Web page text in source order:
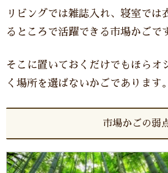
リビングでは雑誌入れ、寝室では
るところで活躍できる市場かごで
そこに置いておくだけでもほらオ
く場所を選ばないかごであります。
市場かごの弱